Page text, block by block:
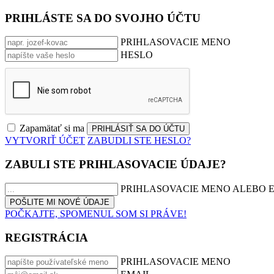
PRIHLÁSTE SA DO SVOJHO ÚČTU
PRIHLASOVACIE MENO
HESLO
Zapamätať si ma
VYTVORIŤ ÚČET ZABUDLI STE HESLO?
ZABULI STE PRIHLASOVACIE ÚDAJE?
PRIHLASOVACIE MENO ALEBO
POČKAJTE, SPOMENUL SOM SI PRÁVE!
REGISTRÁCIA
PRIHLASOVACIE MENO